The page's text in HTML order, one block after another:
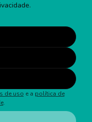
de uso e a política de
.